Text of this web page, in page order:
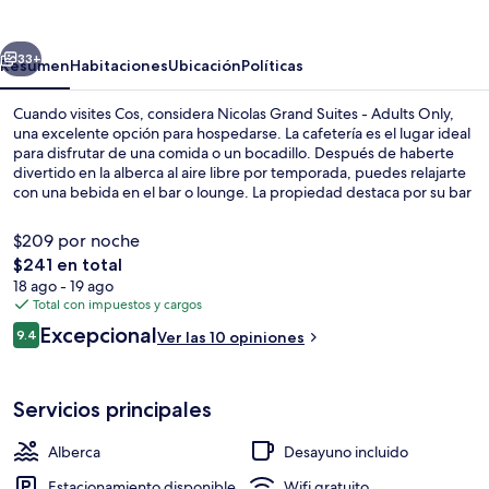
Adults
Only
Siguiente
33+
ResumenHabitacionesUbicaciónPolíticas
Cuando visites Cos, considera Nicolas Grand Suites - Adults Only,
una excelente opción para hospedarse. La cafetería es el lugar ideal
para disfrutar de una comida o un bocadillo. Después de haberte
divertido en la alberca al aire libre por temporada, puedes relajarte
con una bebida en el bar o lounge. La propiedad destaca por su bar
$209 por noche
El
precio
total
es
de
$241 en total
18 ago - 19 ago
Total con impuestos y cargos
Opiniones
9.49.4 de 10,
ExcepcionalVer las 10 opiniones
Servicios principales
Alberca
Desayuno incluido